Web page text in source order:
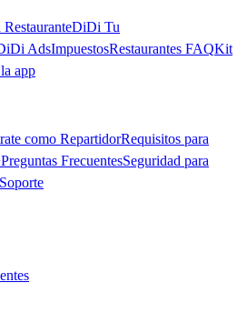
DiDi Tu
AdsImpuestosRestaurantes FAQKit
app
como RepartidorRequisitos para
Preguntas FrecuentesSeguridad para
Soporte